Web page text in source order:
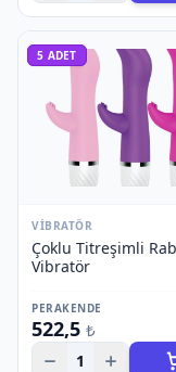
5 ADET
VIBRATÖR
Çoklu Titreşimli
Vibratör
PERAKENDE
522,5 ₺
1